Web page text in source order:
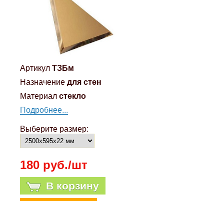
Артикул ТЗБм
Назначение для стен
Материал стекло
Подробнее...
Выберите размер:
180 руб./шт
В корзину